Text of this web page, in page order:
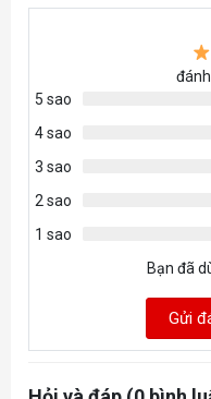
5 sao
4 sao
3 sao
2 sao
1 sao
Bạn đã
Gửi